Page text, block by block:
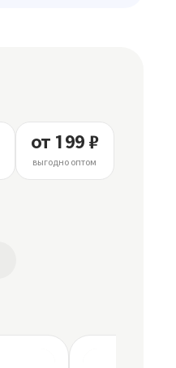
от 199 ₽
выгодно оптом